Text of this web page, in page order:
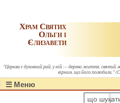
Храм Святих
Ольги і
Єлизавети
"Церква є духовний рай, у ній — дерево життя,
вірним, що його полюбили."